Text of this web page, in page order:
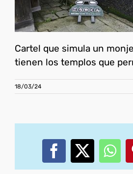
Cartel que simula un
tienen los templos que
18/03/24
Facebook
X